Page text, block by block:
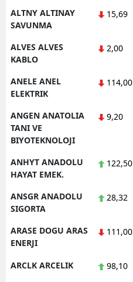
ALTNY ALTINAY
SAVUNMA
15,69
ALVES ALVES
KABLO
2,00
ANELE ANEL
ELEKTRIK
114,00
ANGEN ANATOLIA
TANI VE
BIYOTEKNOLOJI
9,20
ANHYT ANADOLU
HAYAT EMEK.
122,50
ANSGR ANADOLU
SIGORTA
28,32
ARASE DOGU ARAS
ENERJI
111,00
ARCLK ARCELIK 98,10